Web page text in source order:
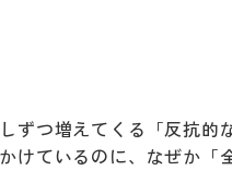
ずつ増えてくる「反抗的
けているのに、なぜか